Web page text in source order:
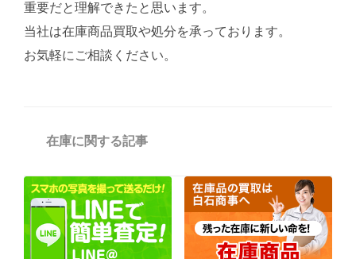
重要だと理解できたと思います。
当社は在庫商品買取や処分を承っております。
お気軽にご相談ください。
カ
ー
在庫に関する記事